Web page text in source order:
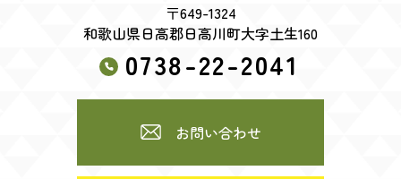
〒649-1324
和歌山県日高郡日高川町大字土生160
0738-22-2041
お問い合わせ